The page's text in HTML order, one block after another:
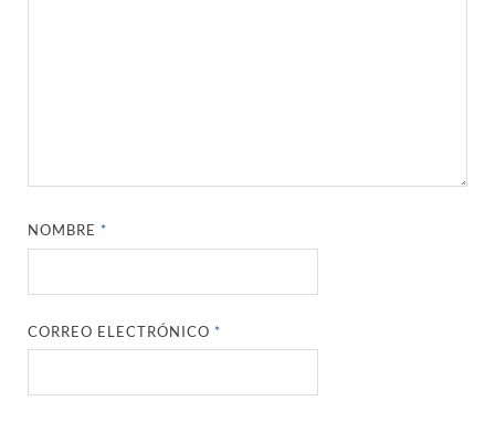
NOMBRE*
CORREO ELECTRÓNICO*